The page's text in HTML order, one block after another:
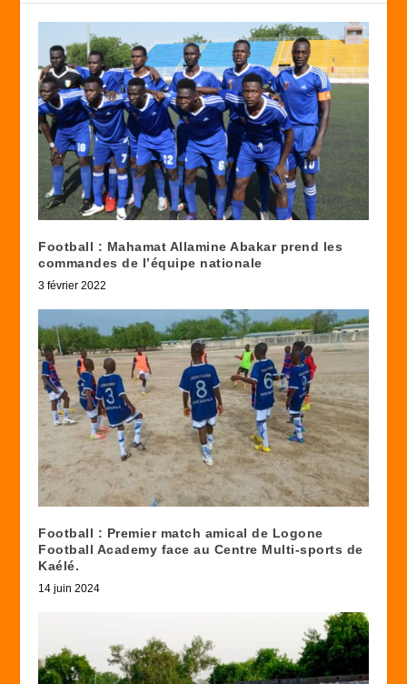
Football : Mahamat Allamine Abakar prend les
commandes de l’équipe nationale
3 février 2022
Football : Premier match amical de Logone
Football Academy face au Centre Multi-sports de
Kaélé.
14 juin 2024